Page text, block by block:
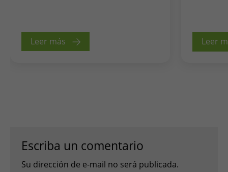
Leer más Leer
Escriba un comentario
Su dirección de e-mail no será publicada.